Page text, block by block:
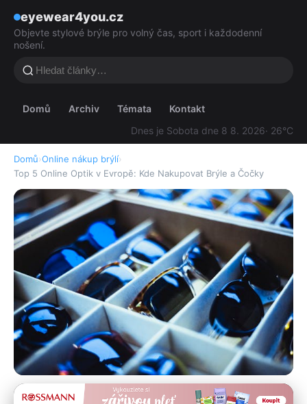
eyewear4you.cz
Objevte stylové brýle pro volný čas, sport i každodenní
nošení.
Domů Archiv Témata
Kontakt
Dnes je Sobota dne 8 8. 2026· 26°C
Domů›Online nákup brýlí›
Top 5 Online Optik v Evropě: Kde Nakupovat Brýle a Čočky
Online nákup brýlí